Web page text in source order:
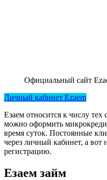
Официальный сайт
Личный кабинет Ezaem
Езаем относится к числу
можно оформить
время суток. Постоянные
через личный кабинет, а
регистрацию.
Езаем займ